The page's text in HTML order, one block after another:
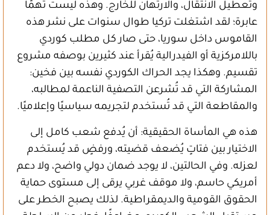
وتعطيل الانتقال، والارتهان للخارج. وهذه ليست تهمًا
عابرة؛ لقد اشتغلت تركيا طوال سنوات على نشر هذه
القاموس داخل سوريا، حتى صار كل مطلب كوردي
باللامركزية أو الفيدرالية يُقرأ عند كثيرين بوصفه مشروع
تقسيم. وهكذا يجد الحراك الكوردي نفسه بين فخين:
المشاركة التي قد تُشرعن التصفية الناعمة لمطالبه،
والمقاطعة التي قد تُستخدم لتجريمه سياسيًا وإعلاميًا.
هذه هي المأساة الحقيقية: أن يُدفع شعب كامل إلى
الاختيار بين فتاتٍ يُضعف قضيته، ورفضٍ قد يُستخدم
لعزله. وفي الحالتين، لا يوجد ضمان دولي واضح، ولا دعم
أمريكي حاسم، ولا موقف غربي يرقى إلى مستوى حماية
الحقوق القومية والديمقراطية. لذلك يصبح الخطر على